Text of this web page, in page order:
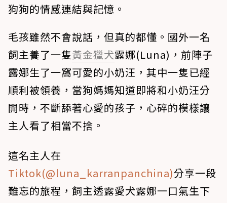
狗狗的情感連結與記憶。
毛孩雖然不會說話，但真的都懂。國外一名
飼主養了一隻黃金獵犬露娜(Luna)，前陣子
露娜生了一窩可愛的小奶汪，其中一隻已經
順利被領養，當狗媽媽知道即將和小奶汪分
開時，不斷舔著心愛的孩子，心碎的模樣讓
主人看了相當不捨。
這名主人在
Tiktok(@luna_karranpanchina)分享一段
難忘的旅程，飼主透露愛犬露娜一口氣生下